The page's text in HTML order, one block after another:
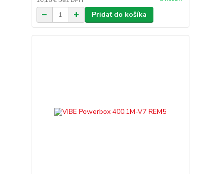
Pridať do košíka